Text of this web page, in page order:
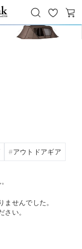
お
気
カ
アウトドアギア
ませんでした。
さい。